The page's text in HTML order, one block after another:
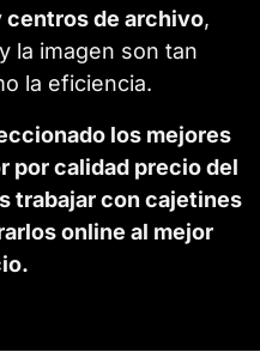
centros de archivo,
la imagen son tan
la eficiencia.
los mejores
por calidad precio del
trabajar con cajetines
online al mejor